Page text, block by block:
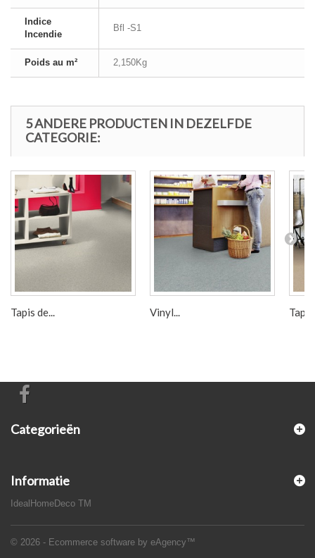
Indice
Incendie
Bfl -S1
Poids au m² 2,150Kg
5 ANDERE PRODUCTEN IN DEZELFDE
CATEGORIE:
Tapis de... Vinyl... Tapis
Categorieën
Informatie
IdealHomeDeco TM
© 2026 - Ecommerce software by eAgency™